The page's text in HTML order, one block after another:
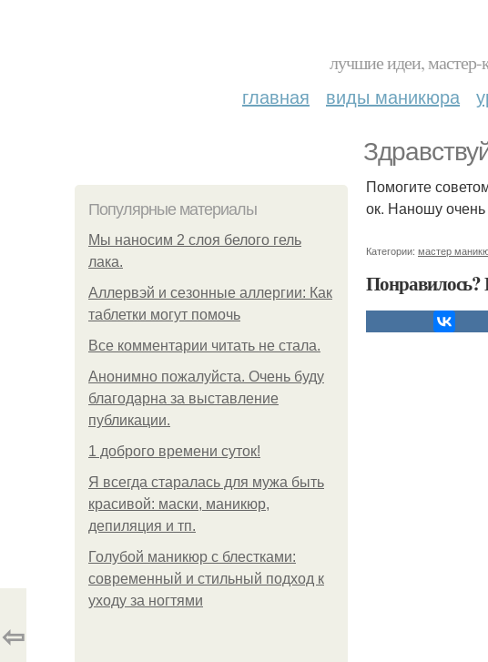
лучшие идеи, мастер-
главная виды маникюра
Популярные материалы
Мы наносим 2 слоя белого гель
лака.
Аллервэй и сезонные аллергии: Как
таблетки могут помочь
Все комментарии читать не стала.
Анонимно пожалуйста. Очень буду
благодарна за выставление
публикации.
1 доброго времени суток!
Я всегда старалась для мужа быть
красивой: маски, маникюр,
депиляция и тп.
Голубой маникюр с блестками:
современный и стильный подход к
уходу за ногтями
Помогите
ок. Наношу очень
Категории: мастер
Понравилось?
⇦